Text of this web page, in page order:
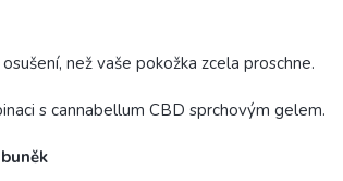
než vaše pokožka zcela proschne.
s cannabellum CBD sprchovým gelem.